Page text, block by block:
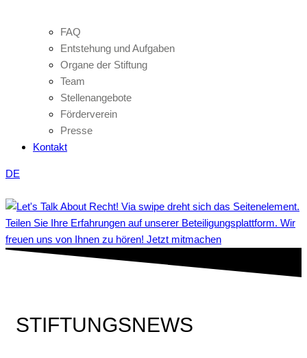
FAQ
Entstehung und Aufgaben
Organe der Stiftung
Team
Stellenangebote
Förderverein
Presse
Kontakt
DE
Teilen Sie Ihre Erfahrungen auf unserer Beteiligungsplattform. Wir
freuen uns von Ihnen zu hören! Jetzt mitmachen
STIFTUNGSNEWS